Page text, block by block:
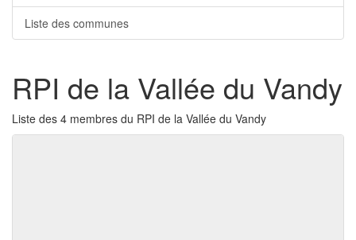
Liste des communes
RPI de la Vallée du Vandy
Liste des 4 membres du RPI de la Vallée du Vandy